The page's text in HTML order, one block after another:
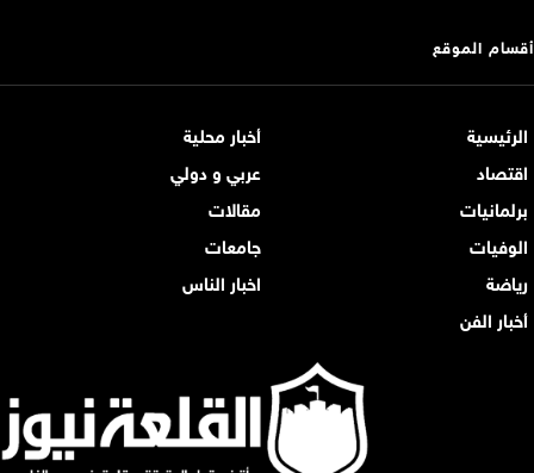
أقسام الموقع
الرئيسية
أخبار محلية
اقتصاد
عربي و دولي
برلمانيات
مقالات
الوفيات
جامعات
رياضة
اخبار الناس
أخبار الفن